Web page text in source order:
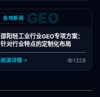
各地新闻 GEO
邵阳轻工业行业GEO专项方案：
针对行业特点的定制化布局
阅读详情 1328